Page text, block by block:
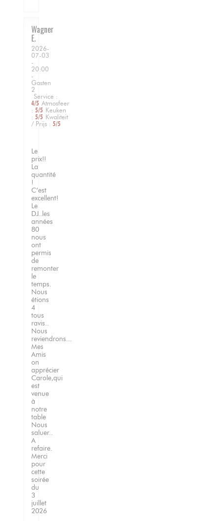
Wagner
E
2026-
07-03
-
20:00
-
Gasten
2
Service :
4/5 Atmosfeer
: 5/5 Keuken
: 5/5 Kwaliteit
/ Prijs : 5/5
Le
prix!!
La
quantité
!
C’est
excellent!
Le
DJ..les
années
80
nous
ont
permis
de
remonter
le
temps.
Nous
étions
4
tous
ravis..
Nous
reviendrons...
Mes
Amis
on
apprécier
Carole,qui
est
venue
à
notre
table
Nous
saluer..
A
refaire.
Merci
pour
cette
soirée
du
3
juillet
2026